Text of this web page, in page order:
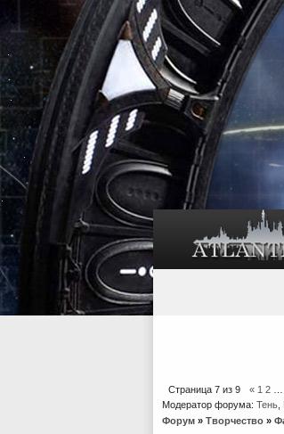
Страница 7 из 9 « 1 2
Модератор форума: Тень
Форум » Творчество »